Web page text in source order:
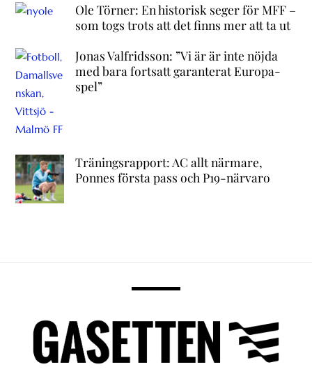
Ole Törner: En historisk seger för MFF –
som togs trots att det finns mer att ta ut
Jonas Valfridsson: ”Vi är är inte nöjda
med bara fortsatt garanterat Europa-
spel”
Träningsrapport: AC allt närmare,
Ponnes första pass och P19-närvaro